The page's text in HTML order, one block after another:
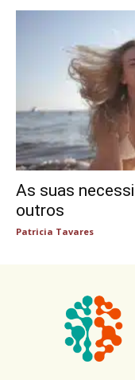
As suas
outros
Patricia Tavares